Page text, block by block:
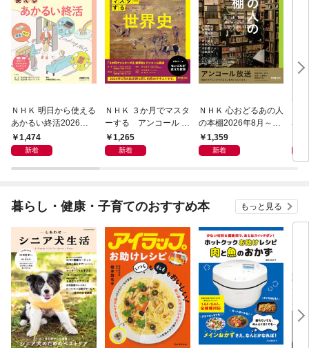
ＮＨＫ 明日から使える
あかるい終活2026年8
月～9月
1,474
新着
ＮＨＫ ３か月でマスタ
ーする アンコール 世
界史2026年8月
1,265
新着
ＮＨＫ 心おどるあの人
の本棚2026年8月～9
月1,359
新着
名
宣
暮らし・健康・子育てのおすすめ本 もっと見る